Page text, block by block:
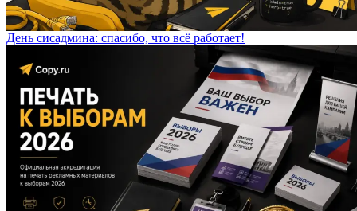
День сисадмина: спасибо, что всё работает!